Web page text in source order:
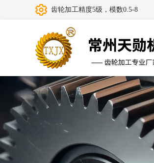
齿轮加工精度5级，模数0.5-8